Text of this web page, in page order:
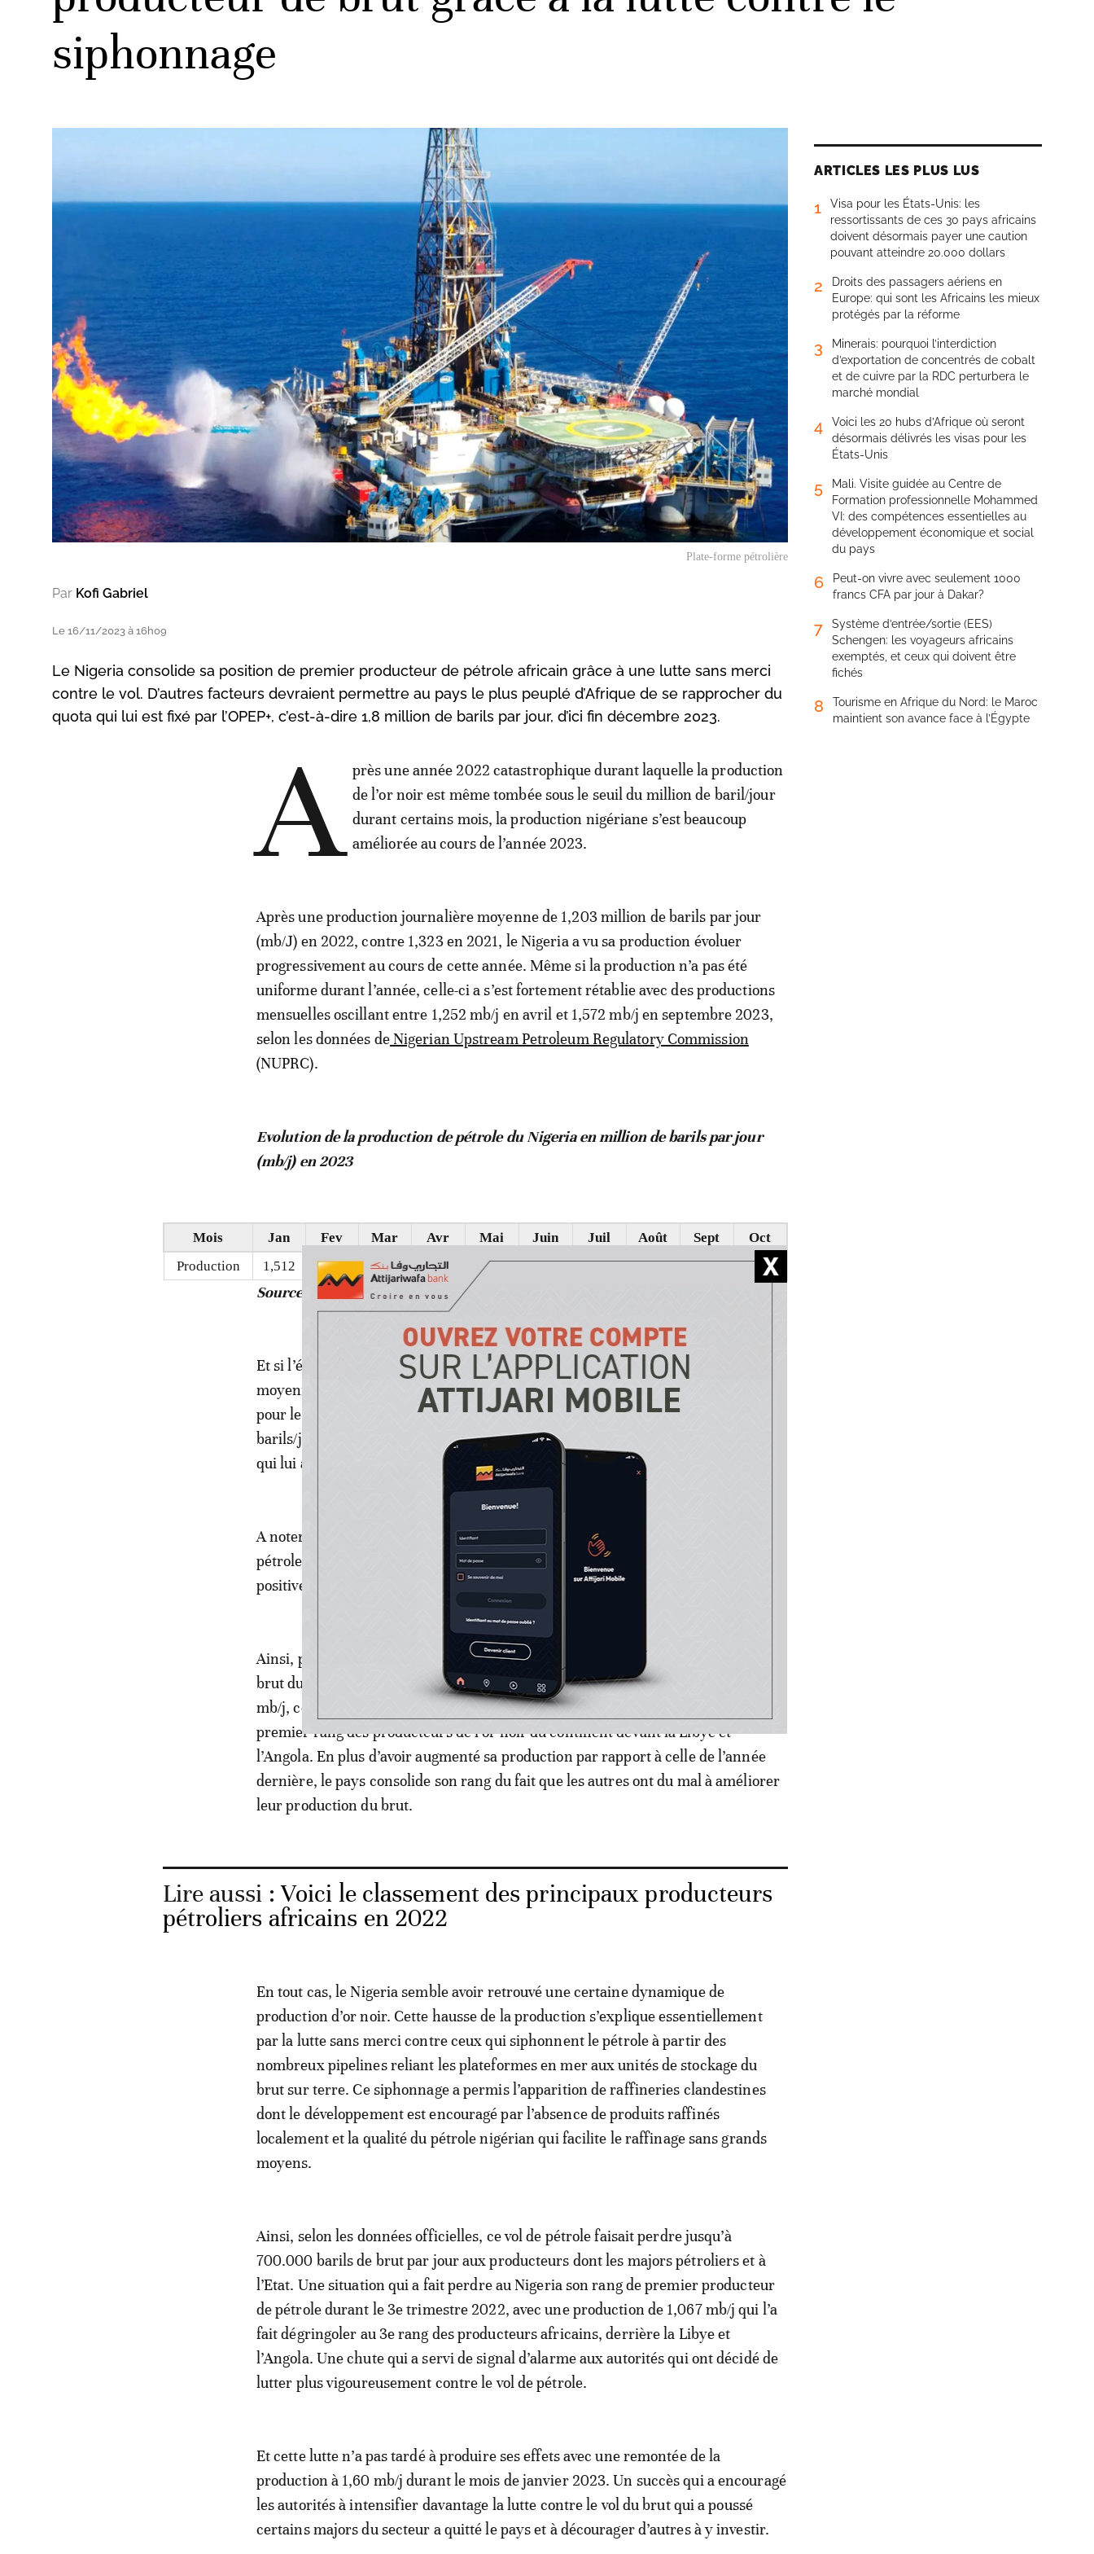
siphonnage
Plate-forme pétrolière
Par Kofi Gabriel
Le 16/11/2023 à 16h09
Le Nigeria consolide sa position de premier producteur de pétrole africain grâce à une lutte sans merci
contre le vol. D’autres facteurs devraient permettre au pays le plus peuplé d’Afrique de se rapprocher du
quota qui lui est fixé par l’OPEP+, c’est-à-dire 1,8 million de barils par jour, d’ici fin décembre 2023.
A près une année 2022 catastrophique durant laquelle la production
de l’or noir est même tombée sous le seuil du million de baril/jour
durant certains mois, la production nigériane s’est beaucoup
améliorée au cours de l’année 2023.
Après une production journalière moyenne de 1,203 million de barils par jour
(mb/J) en 2022, contre 1,323 en 2021, le Nigeria a vu sa production évoluer
progressivement au cours de cette année. Même si la production n’a pas été
uniforme durant l’année, celle-ci a s’est fortement rétablie avec des productions
mensuelles oscillant entre 1,252 mb/j en avril et 1,572 mb/j en septembre 2023,
selon les données deNigerian Upstream Petroleum Regulatory Commission
(NUPRC).
Evolution de la production de pétrole du Nigeria en million de barils par jour
(mb/j) en 2023
Mois Jan Fev Mar Avr Mai Juin Juil Août Sept
Oct
Production
1,512 1,552 1,535 1,252 1,430 1,499 1,303 1,415 1,572 1,562
Source: NUPRC
Et si l’évolution de la production n’est pas linéaire, on note que celle-ci dépasse les
moyennes de ces dernières années. Et les autorités nigérianes sont optimistes
pour le reste de l’année et espèrent même atteindre la barre des 1,9 million de
barils/jour, ou du moins atteindre le quota de 1,8 million de barils de pétrole/jour
qui lui a été fixé dans le cadre des accords OPEP+.
A noter que les données de l’ OPEP-Organisation des pays exportateurs de
pétrole-, un peu différentes de celles du NUPRC montre aussi une évolution
positive de la production nigériane.
Ainsi, pour les mois d’août, septembre et octobre derniers, les productions de
brut du pays se sont établies à respectivement 1,249 mb/j, 1,399 mb/j et 1,416
mb/j, contre une production moyenne de 1,205 mb/j en 2022, classant le pays au
premier rang des producteurs de l’or noir du continent devant la Libye et
l’Angola. En plus d’avoir augmenté sa production par rapport à celle de l’année
dernière, le pays consolide son rang du fait que les autres ont du mal à améliorer
leur production du brut.
Lire aussi :Voici le classement des principaux producteurs
pétroliers africains en 2022
En tout cas, le Nigeria semble avoir retrouvé une certaine dynamique de
production d’or noir. Cette hausse de la production s’explique essentiellement
par la lutte sans merci contre ceux qui siphonnent le pétrole à partir des
nombreux pipelines reliant les plateformes en mer aux unités de stockage du
brut sur terre. Ce siphonnage a permis l’apparition de raffineries clandestines
dont le développement est encouragé par l’absence de produits raffinés
localement et la qualité du pétrole nigérian qui facilite le raffinage sans grands
moyens.
Ainsi, selon les données officielles, ce vol de pétrole faisait perdre jusqu’à
700.000 barils de brut par jour aux producteurs dont les majors pétroliers et à
l’Etat. Une situation qui a fait perdre au Nigeria son rang de premier producteur
de pétrole durant le 3e trimestre 2022, avec une production de 1,067 mb/j qui l’a
fait dégringoler au 3e rang des producteurs africains, derrière la Libye et
l’Angola. Une chute qui a servi de signal d’alarme aux autorités qui ont décidé de
lutter plus vigoureusement contre le vol de pétrole.
Et cette lutte n’a pas tardé à produire ses effets avec une remontée de la
production à 1,60 mb/j durant le mois de janvier 2023. Un succès qui a encouragé
les autorités à intensifier davantage la lutte contre le vol du brut qui a poussé
certains majors du secteur a quitté le pays et à décourager d’autres à y investir.
ARTICLES LES PLUS LUS
1
Visa pour les États-Unis: les
ressortissants de ces 30 pays africains
doivent désormais payer une caution
pouvant atteindre 20.000 dollars
2
Droits des passagers aériens en
Europe: qui sont les Africains les mieux
protégés par la réforme
3
Minerais: pourquoi l’interdiction
d’exportation de concentrés de cobalt
et de cuivre par la RDC perturbera le
marché mondial
4
Voici les 20 hubs d’Afrique où seront
désormais délivrés les visas pour les
États-Unis
5
Mali. Visite guidée au Centre de
Formation professionnelle Mohammed
VI: des compétences essentielles au
développement économique et social
du pays
6
Peut-on vivre avec seulement 1000
francs CFA par jour à Dakar?
7
Système d’entrée/sortie (EES)
Schengen: les voyageurs africains
exemptés, et ceux qui doivent être
fichés
8
Tourisme en Afrique du Nord: le Maroc
maintient son avance face à l’Égypte